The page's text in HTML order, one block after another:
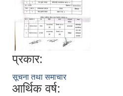
प्रकार:
सूचना तथा समाचार
आर्थिक वर्ष: